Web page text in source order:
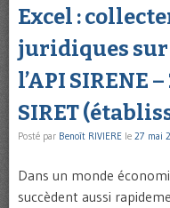
Excel :
juridiques sur
l’API SIRENE
SIRET
Posté par Benoît RIVIERE le 27 mai
Dans un monde
succèdent aussi